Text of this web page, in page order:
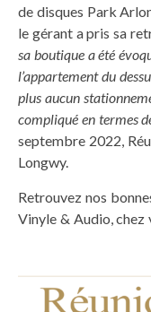
de disques Park
le gérant a pris sa
sa boutique a été
l’appartement du
plus aucun
compliqué en termes
septembre 2022,
Longwy.
Retrouvez nos
Vinyle & Audio, chez